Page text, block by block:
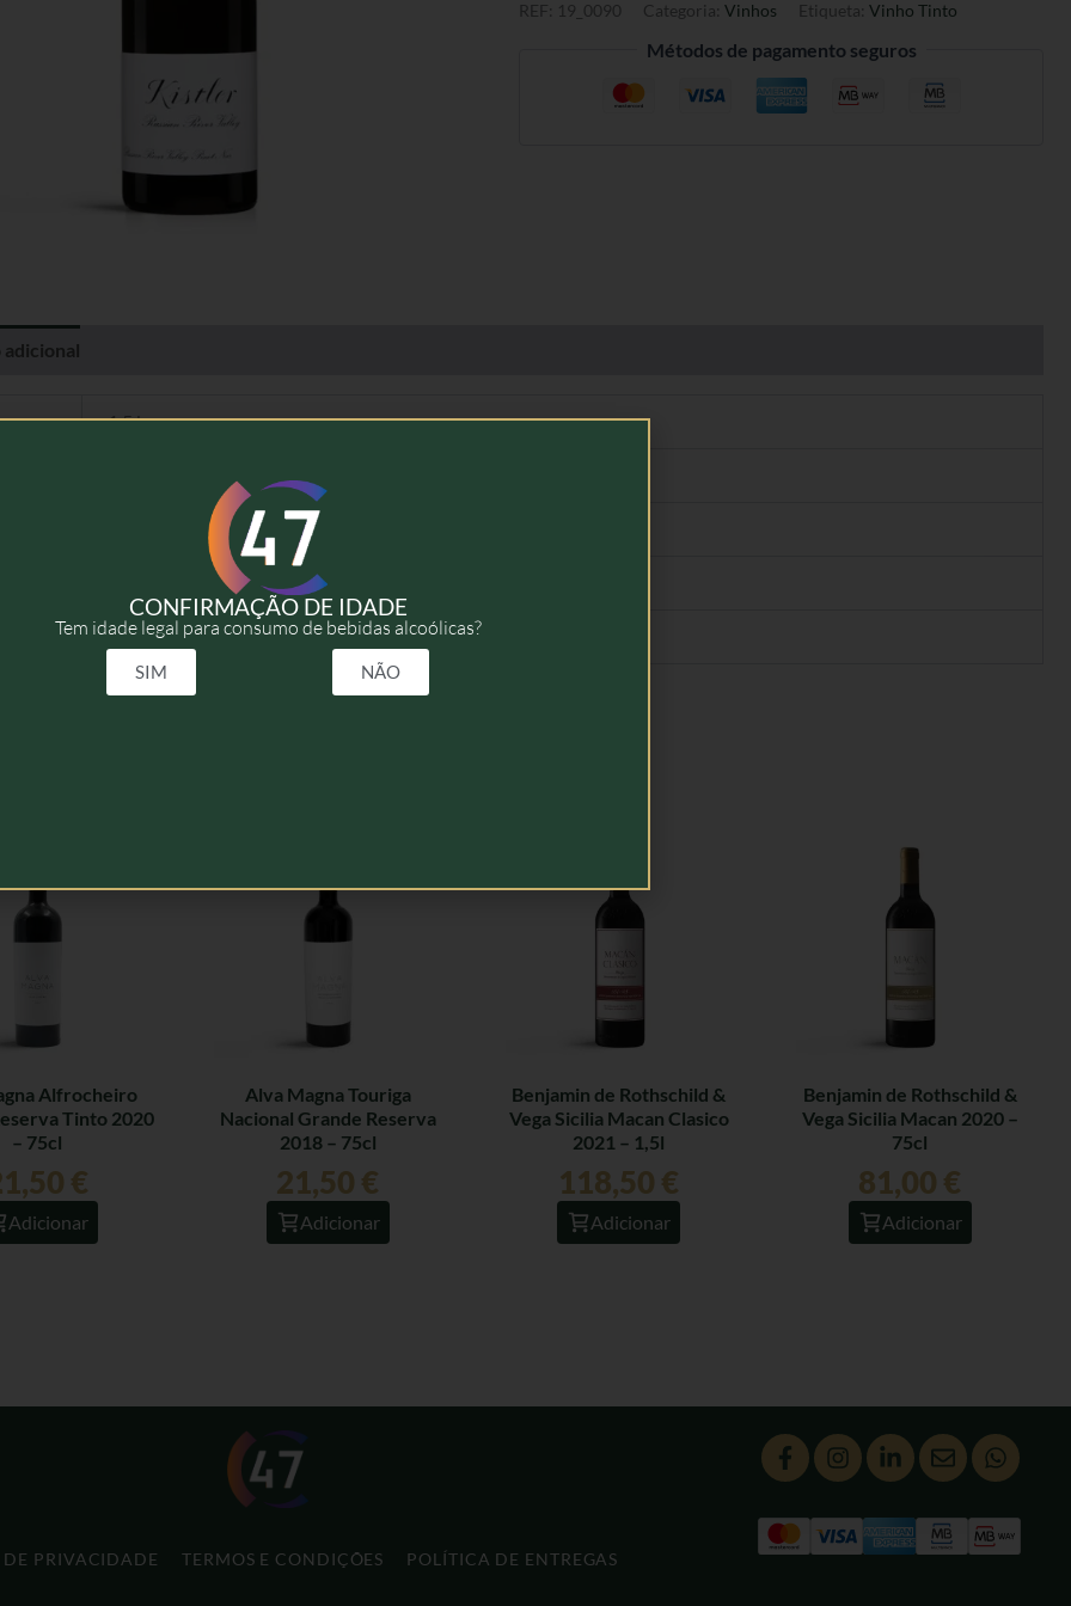
REF: 19_0090 Categoria:Vinhos Etiqueta:Vinho Tinto
Métodos de pagamento seguros
1,5 kg
75cl
Alfrocheiro
Tinto 2020
– 75cl
€
Adicionar
Alva Magna Touriga
Nacional Grande Reserva
2018 – 75cl
21,50 €
Adicionar
Benjamin de Rothschild &
Vega Sicilia Macan Clasico
2021 – 1,5l
118,50 €
Adicionar
Benjamin de Rothschild &
Vega Sicilia Macan 2020 –
75cl
81,00 €
Adicionar
PRIVACIDADE TERMOS E CONDIÇÕES POLÍTICA DE ENTREGAS
CONFIRMAÇÃO DE IDADE
Tem idade legal para consumo de bebidas alcoólicas?
SIM NÃO